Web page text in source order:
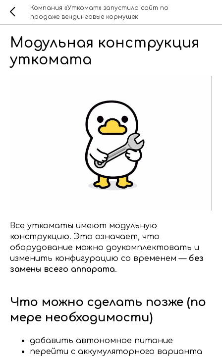
Компания «Уткомат» запустила сайт по
продаже вендинговые кормушек
Модульная конструкция
уткомата
Все уткоматы имеют модульную
конструкцию. Это означает, что
оборудование можно доукомплектовать и
изменить конфигурацию со временем — без
замены всего аппарата.
Что можно сделать позже (по
мере необходимости)
добавить автономное питание
перейти с аккумуляторного варианта